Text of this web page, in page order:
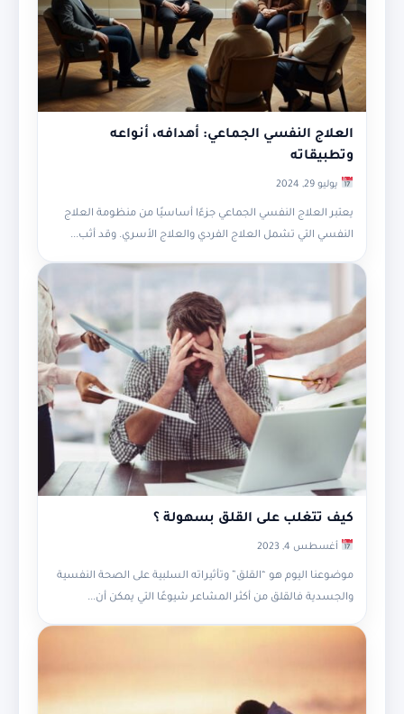
العلاج النفسي الجماعي: أهدافه، أنواعه
وتطبيقاته
يوليو 29, 2024
يعتبر العلاج النفسي الجماعي جزءًا أساسيًا من منظومة العلاج
النفسي التي تشمل العلاج الفردي والعلاج الأسري. وقد أثب...
كيف تتغلب على القلق بسهولة ؟
أغسطس 4, 2023
موضوعنا اليوم هو “القلق” وتأثيراته السلبية على الصحة النفسية
والجسدية فالقلق من أكثر المشاعر شيوعًا التي يمكن أن...